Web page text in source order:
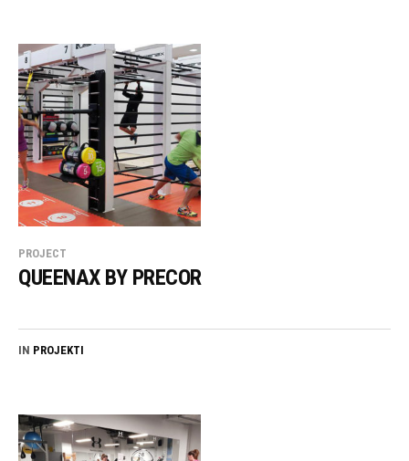
PROJECT
QUEENAX BY PRECOR
IN PROJEKTI